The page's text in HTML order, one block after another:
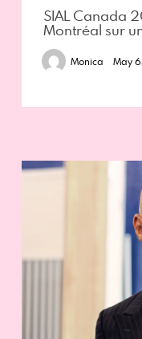
SIAL Canada
Montréal sur
Monica May